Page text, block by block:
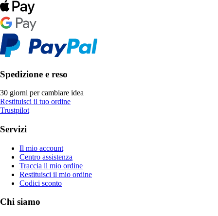
Spedizione e reso
30 giorni per cambiare idea
Restituisci il tuo ordine
Trustpilot
Servizi
Il mio account
Centro assistenza
Traccia il mio ordine
Restituisci il mio ordine
Codici sconto
Chi siamo